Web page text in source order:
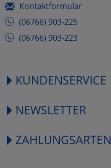
Kontaktformular
(06766) 903-225
(06766) 903-223
KUNDENSERVICE
NEWSLETTER
ZAHLUNGSARTEN